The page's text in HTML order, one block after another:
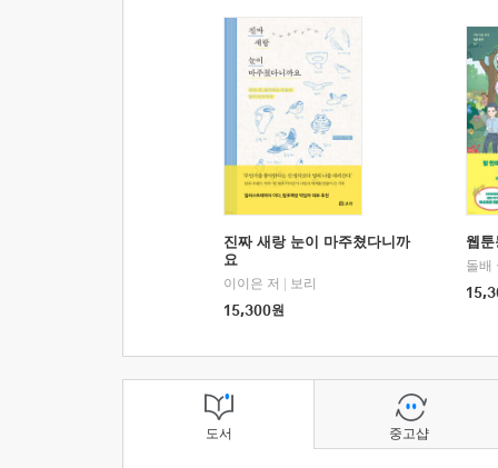
진짜 새랑 눈이 마주쳤다니까
요
이이은 저
보리
15,300원
웹
돌배
도서 중고샵